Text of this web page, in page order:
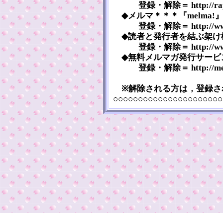
登録・解除＝ http://
◆メルマ＊＊＊『melma!
登録・解除＝ http://
◆読者と発行者を結ぶ架け
登録・解除＝ http://
◆無料メルマガ発行サービ
登録・解除＝ http://
※解除される方は，登録さ